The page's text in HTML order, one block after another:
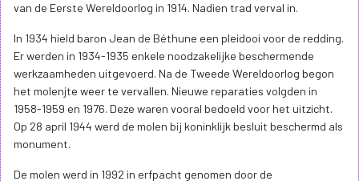
van de Eerste Wereldoorlog in 1914. Nadien trad verval in.
In 1934 hield baron Jean de Béthune een pleidooi voor de redding.
Er werden in 1934-1935 enkele noodzakelijke beschermende
werkzaamheden uitgevoerd. Na de Tweede Wereldoorlog begon
het molenjte weer te vervallen. Nieuwe reparaties volgden in
1958-1959 en 1976. Deze waren vooral bedoeld voor het uitzicht.
Op 28 april 1944 werd de molen bij koninklijk besluit beschermd als
monument.
De molen werd in 1992 in erfpacht genomen door de